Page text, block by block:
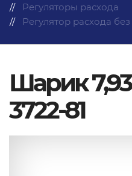
Регуляторы расхода
Регулятор расхода
Шарик
3722-81